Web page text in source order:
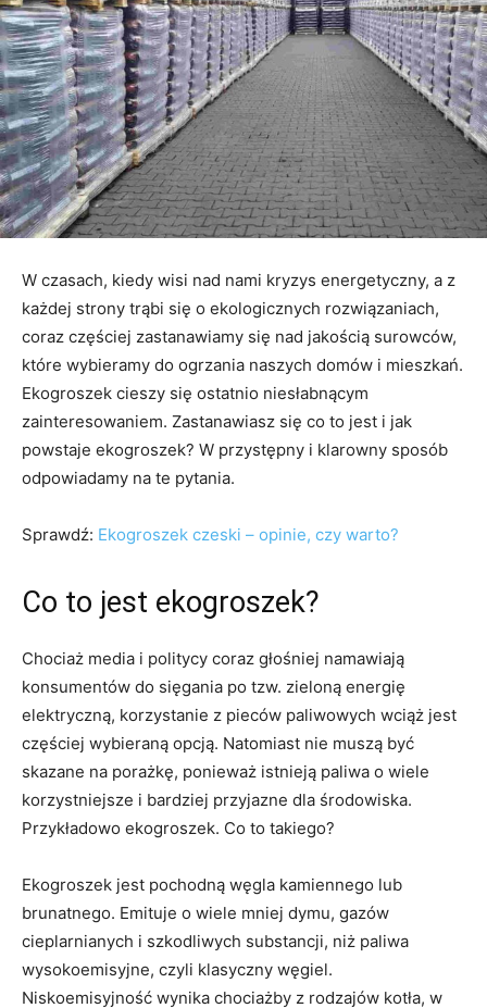
W czasach, kiedy wisi nad nami kryzys energetyczny, a z
każdej strony trąbi się o ekologicznych rozwiązaniach,
coraz częściej zastanawiamy się nad jakością surowców,
które wybieramy do ogrzania naszych domów i mieszkań.
Ekogroszek cieszy się ostatnio niesłabnącym
zainteresowaniem. Zastanawiasz się co to jest i jak
powstaje ekogroszek? W przystępny i klarowny sposób
odpowiadamy na te pytania.
Sprawdź: Ekogroszek czeski – opinie, czy warto?
Co to jest ekogroszek?
Chociaż media i politycy coraz głośniej namawiają
konsumentów do sięgania po tzw. zieloną energię
elektryczną, korzystanie z pieców paliwowych wciąż jest
częściej wybieraną opcją. Natomiast nie muszą być
skazane na porażkę, ponieważ istnieją paliwa o wiele
korzystniejsze i bardziej przyjazne dla środowiska.
Przykładowo ekogroszek. Co to takiego?
Ekogroszek jest pochodną węgla kamiennego lub
brunatnego. Emituje o wiele mniej dymu, gazów
cieplarnianych i szkodliwych substancji, niż paliwa
wysokoemisyjne, czyli klasyczny węgiel.
Niskoemisyjność wynika chociażby z rodzajów kotła, w